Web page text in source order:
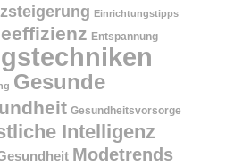
Einrichtungstipps
Entspannung
Gesunde
Gesundheitsvorsorge
Intelligenz
Modetrends